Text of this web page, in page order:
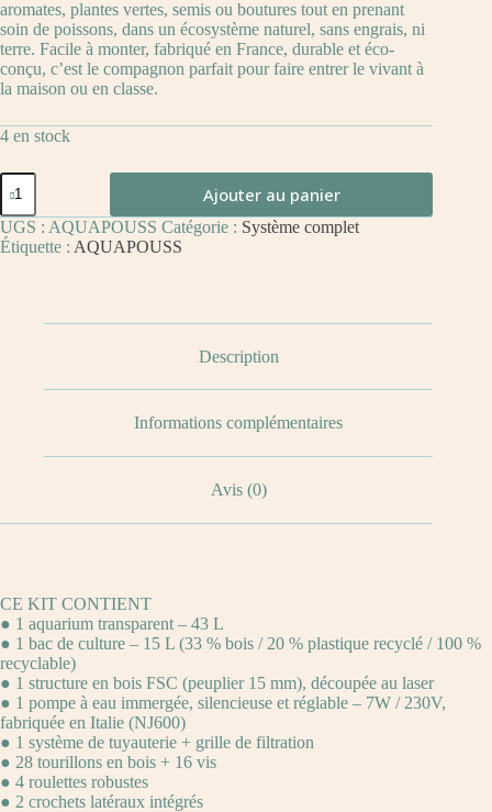
aromates, plantes vertes, semis ou boutures tout en prenant
soin de poissons, dans un écosystème naturel, sans engrais, ni
terre. Facile à monter, fabriqué en France, durable et éco-
conçu, c’est le compagnon parfait pour faire entrer le vivant à
la maison ou en classe.
4 en stock
Ajouter au panier
UGS : AQUAPOUSS Catégorie : Système complet
Étiquette : AQUAPOUSS
Description
Informations complémentaires
Avis (0)
CE KIT CONTIENT
● 1 aquarium transparent – 43 L
● 1 bac de culture – 15 L (33 % bois / 20 % plastique recyclé / 100 %
recyclable)
● 1 structure en bois FSC (peuplier 15 mm), découpée au laser
● 1 pompe à eau immergée, silencieuse et réglable – 7W / 230V,
fabriquée en Italie (NJ600)
● 1 système de tuyauterie + grille de filtration
● 28 tourillons en bois + 16 vis
● 4 roulettes robustes
● 2 crochets latéraux intégrés